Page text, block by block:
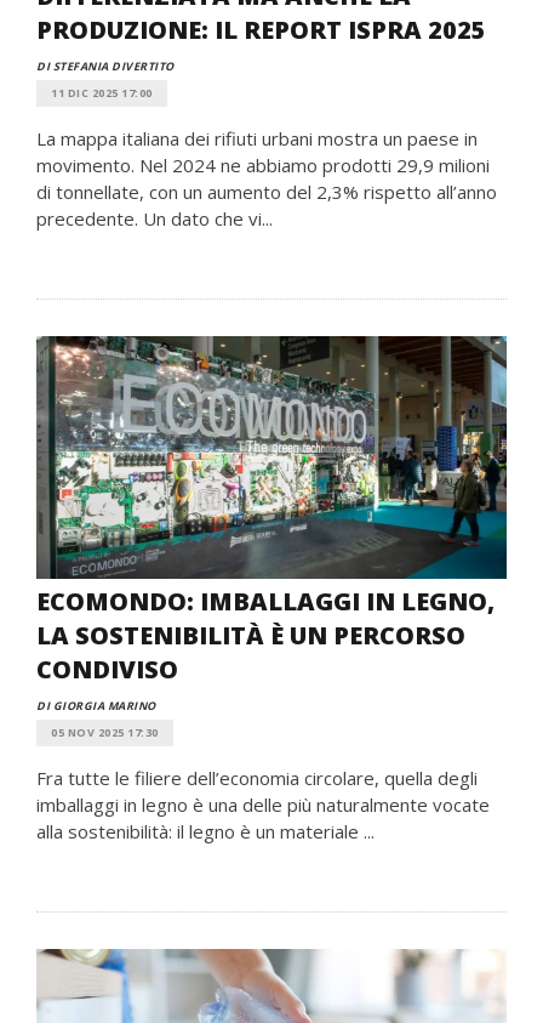
PRODUZIONE: IL REPORT ISPRA 2025
DI STEFANIA DIVERTITO
11 DIC 2025 17:00
La mappa italiana dei rifiuti urbani mostra un paese in
movimento. Nel 2024 ne abbiamo prodotti 29,9 milioni
di tonnellate, con un aumento del 2,3% rispetto all’anno
precedente. Un dato che vi...
ECOMONDO: IMBALLAGGI IN LEGNO,
LA SOSTENIBILITÀ È UN PERCORSO
CONDIVISO
DI GIORGIA MARINO
05 NOV 2025 17:30
Fra tutte le filiere dell’economia circolare, quella degli
imballaggi in legno è una delle più naturalmente vocate
alla sostenibilità: il legno è un materiale ...